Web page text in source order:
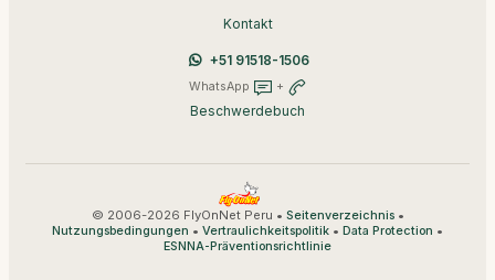
Kontakt
+51 91518-1506
WhatsApp +
Beschwerdebuch
© 2006-2026 FlyOnNet Peru • Seitenverzeichnis•
Nutzungsbedingungen • Vertraulichkeitspolitik • Data Protection •
ESNNA-Präventionsrichtlinie